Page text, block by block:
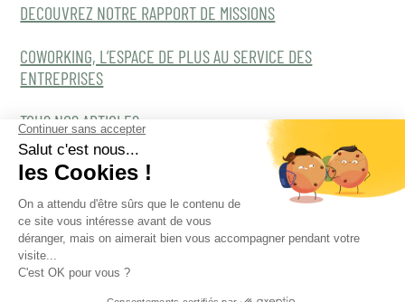
DECOUVREZ NOTRE RAPPORT DE MISSIONS
COWORKING, L’ESPACE DE PLUS AU SERVICE DES
ENTREPRISES
TOUS NOS ARTICLES
Tous droits réservés Naama 2022©